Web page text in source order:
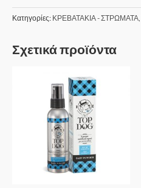
Κατηγορίες: ΚΡΕΒΑΤΑΚΙΑ - ΣΤΡΩΜΑΤΑ,
Σχετικά προϊόντα